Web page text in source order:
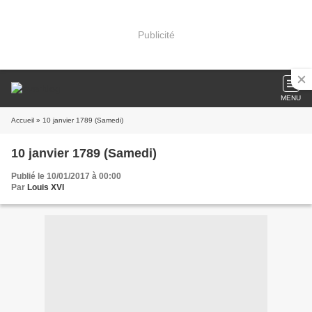
Publicité
MENU
Accueil » 10 janvier 1789 (Samedi)
10 janvier 1789 (Samedi)
Publié le 10/01/2017 à 00:00
Par Louis XVI